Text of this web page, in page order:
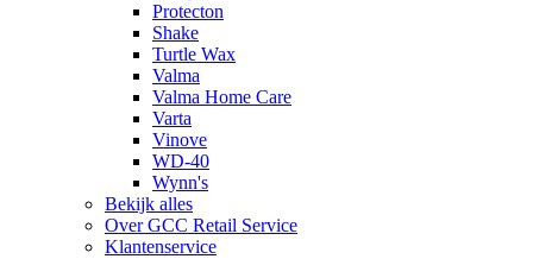
Protecton
Shake
Turtle Wax
Valma
Valma Home Care
Varta
Vinove
WD-40
Wynn's
Bekijk alles
Over GCC Retail Service
Klantenservice